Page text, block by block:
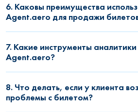
6. Каковы преимущества
Agent.aero для продажи
7. Какие инструменты
Agent.aero?
8. Что делать, если у клиента
проблемы с билетом?